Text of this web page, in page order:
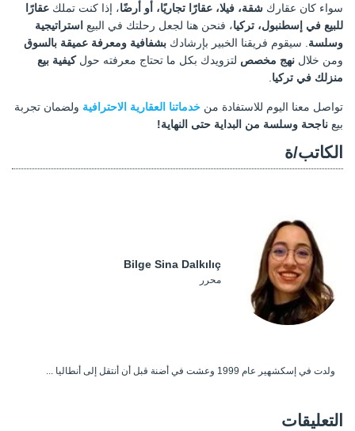
سواء كان عقارك شقة، فيلا، عقارًا تجاريًا، أو أرضًا، إذا كنت تملك عقارًا
للبيع في إسطنبول، تركيا، فنحن هنا لجعل رحلتك في البيع استراتيجية
وسلسة . سيقوم فريقنا الخبير بإرشادك بشفافية ومعرفة عميقة بالسوق
ومن خلال نهج مخصص لتزويدك بكل ما تحتاج معرفته حولكيفية بيع
منزلك في تركيا
تواصل معنا اليوم للاستفادة من خدماتنا العقارية الاحترافية ولضمان تجربة
بيع ناجحة وسلسة من البداية حتى النهاية!
الكاتب/ة
Bilge Sina Dalkılıç
محرر
ولدت في إسكشهير عام 1999 وعشت في أضنة قبل أن أنتقل إلى أنطاليا ...
التعليقات